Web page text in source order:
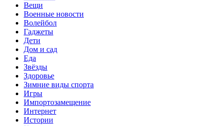
Вещи
Военные новости
Волейбол
Гаджеты
Дети
Дом и сад
Еда
Звёзды
Здоровье
Зимние виды спорта
Игры
Импортозамещение
Интернет
Истории